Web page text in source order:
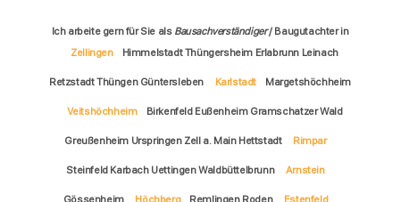
Ich arbeite gern für Sie als Bausachverständiger/ Baugutachter in
Zellingen
Himmelstadt Thüngersheim Erlabrunn Leinach
Retzstadt Thüngen Güntersleben Karlstadt Margetshöchheim
Veitshöchheim Birkenfeld Eußenheim Gramschatzer Wald
Greußenheim Urspringen Zell a. Main Hettstadt Rimpar
Steinfeld Karbach Uettingen Waldbüttelbrunn Arnstein
Gössenheim Höchberg Remlingen Roden Estenfeld